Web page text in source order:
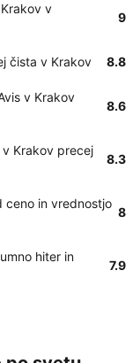
v
9
čista v Krakov 8.8
v Krakov
8.6
Krakov precej
8.3
ceno in vrednostjo
8
hiter in
7.9